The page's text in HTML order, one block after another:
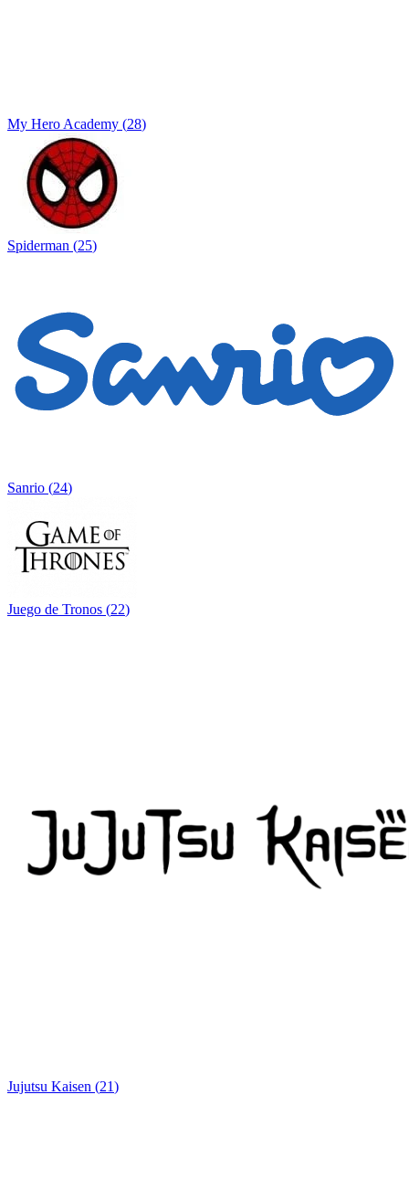
My Hero Academy (28)
Spiderman (25)
Sanrio (24)
Juego de Tronos (22)
Jujutsu Kaisen (21)